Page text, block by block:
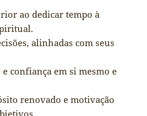
ao dedicar tempo à
alinhadas com seus
confiança em si mesmo e
renovado e motivação